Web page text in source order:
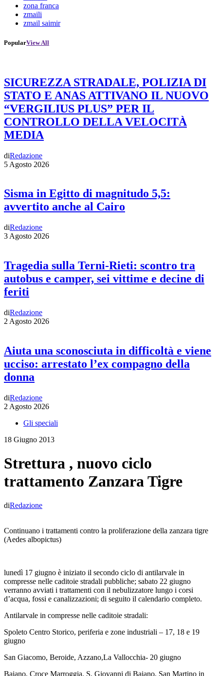
zona franca
zmaili
zmail saimir
PopularView All
SICUREZZA STRADALE, POLIZIA DI
STATO E ANAS ATTIVANO IL NUOVO
“VERGILIUS PLUS” PER IL
CONTROLLO DELLA VELOCITÀ
MEDIA
diRedazione
5 Agosto 2026
Sisma in Egitto di magnitudo 5,5:
avvertito anche al Cairo
diRedazione
3 Agosto 2026
Tragedia sulla Terni-Rieti: scontro tra
autobus e camper, sei vittime e decine di
feriti
diRedazione
2 Agosto 2026
Aiuta una sconosciuta in difficoltà e viene
ucciso: arrestato l’ex compagno della
donna
diRedazione
2 Agosto 2026
Gli speciali
18 Giugno 2013
Strettura , nuovo ciclo
trattamento Zanzara Tigre
diRedazione
Continuano i trattamenti contro la proliferazione della zanzara tigre
(Aedes albopictus)
lunedì 17 giugno è iniziato il secondo ciclo di antilarvale in
compresse nelle caditoie stradali pubbliche; sabato 22 giugno
verranno avviati i trattamenti con il nebulizzatore lungo i corsi
d’acqua, fossi e canalizzazioni; di seguito il calendario completo.
Antilarvale in compresse nelle caditoie stradali:
Spoleto Centro Storico, periferia e zone industriali – 17, 18 e 19
giugno
San Giacomo, Beroide, Azzano,La Vallocchia- 20 giugno
Baiano, Croce Marroggia, S. Giovanni di Baiano, San Martino in